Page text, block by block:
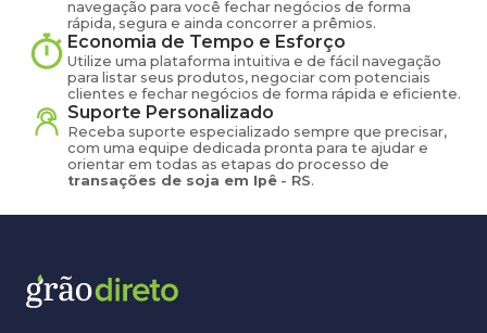
navegação para você fechar negócios de forma
rápida, segura e ainda concorrer a prêmios.
Economia de Tempo e Esforço
Utilize uma plataforma intuitiva e de fácil navegação
para listar seus produtos, negociar com potenciais
clientes e fechar negócios de forma rápida e eficiente.
Suporte Personalizado
Receba suporte especializado sempre que precisar,
com uma equipe dedicada pronta para te ajudar e
orientar em todas as etapas do processo de
transações de soja em Ipê - RS.